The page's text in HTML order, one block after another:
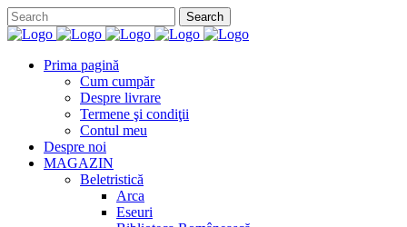
Prima pagină
Cum cumpăr
Despre livrare
Termene şi condiţii
Contul meu
Despre noi
MAGAZIN
Beletristică
Arca
Eseuri